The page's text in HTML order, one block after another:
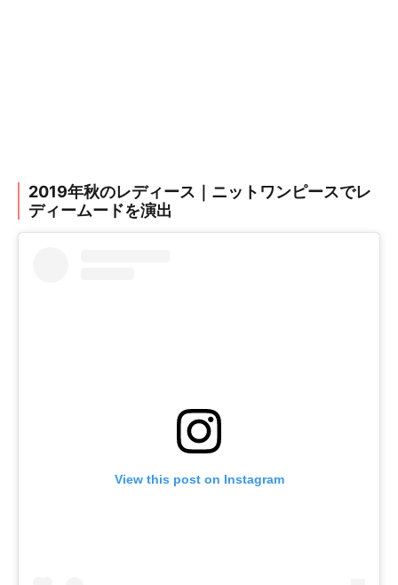
2019年秋のレディース｜ニットワンピースでレ
ディームードを演出
View this post on Instagram